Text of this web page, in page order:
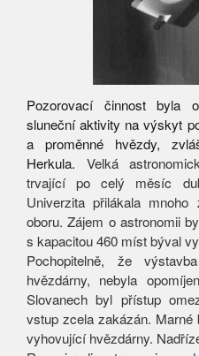
Pozorovací činnost byla
sluneční aktivity na výskyt
a proměnné hvězdy,
Herkula. Velká
trvající po celý měsíc
Univerzita přilákala mnoho
oboru. Zájem o astronomii
s kapacitou 460 míst býval
Pochopitelně, že
hvězdárny, nebyla
Slovanech byl přístup
vstup zcela zakázán.
vyhovující hvězdárny.